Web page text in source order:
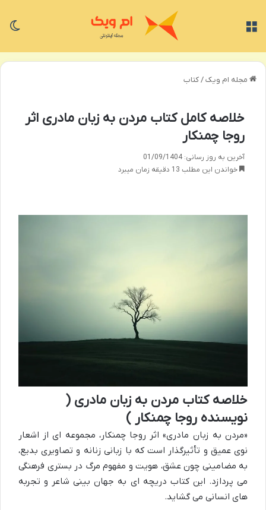
مجله ام ویک/کتاب
خلاصه کامل کتاب مردن به زبان مادری اثر
روجا چمنکار
آخرین به روز رسانی: 01/09/1404
خواندن این مطلب 13 دقیقه زمان میبرد
خلاصه کتاب مردن به زبان مادری (
نویسنده روجا چمنکار )
«مردن به زبان مادری» اثر روجا چمنکار، مجموعه ای از اشعار
نوی عمیق و تأثیرگذار است که با زبانی زنانه و تصاویری بدیع،
به مضامینی چون عشق، هویت و مفهوم مرگ در بستری فرهنگی
می پردازد. این کتاب دریچه ای به جهان بینی شاعر و تجربه
های انسانی می گشاید.